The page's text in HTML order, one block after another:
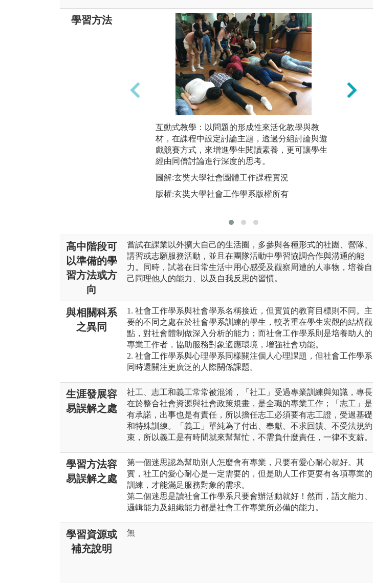
學習方法
互動式教學：以問題的形成性來活化教學與教
材，在課程中設定討論主題，透過分組討論與遊
戲競賽方式，來增進學生閱讀素養，更可讓學生
經由同儕討論進行深度的思考。
圖解:玄奘大學社會團體工作課程實況
版權:玄奘大學社會工作學系版權所有
高中階段可
以準備的學
習方法或方
向
嘗試在課業以外擴大自己的生活圈，多參與各種形式的社團、營隊、
講習或志願服務活動，並且在團隊活動中學習協調合作與溝通的能
力。同時，試著在日常生活中用心感受及觀察周遭的人事物，培養自
己同理他人的能力、以及自我反思的習慣。
與相關科系
之異同
1. 社會工作學系與社會學系名稱接近，但實質的教育目標則不同。主
要的不同之處在於社會學系訓練的學生，較著重在學生宏觀的結構觀
點，對社會體制做深入分析的能力；而社會工作學系則是培養助人的
專業工作者，協助服務對象適應環境，增強社會功能。
2. 社會工作學系與心理學系同樣關注個人心理課題，但社會工作學系
同時還關注更廣泛的人際關係課題。
生涯發展容
易誤解之處
社工、志工和義工常常被混淆，「社工」受過專業訓練與知識，專長
在於整合社會資源與社會政策規畫，是全職的專業工作；「志工」是
有承諾，出事也是有責任，所以擔任志工必須要有志工證，受過基礎
和特殊訓練。「義工」單純為了付出、奉獻、不求回饋、不受法規約
束，所以義工是有時間就來幫幫忙，不需負什麼責任，一律不支薪。
學習方法容
易誤解之處
第一個迷思認為幫助別人怎麼會有專業，只要有愛心耐心就好。其
實，社工的愛心耐心是一定需要的，但是助人工作更要有各項專業的
訓練，才能滿足服務對象的需求。
第二個迷思是讀社會工作學系只要會辦活動就好！然而，語文能力、
邏輯能力及組織能力都是社會工作專業所必備的能力。
學習資源或
補充說明
無